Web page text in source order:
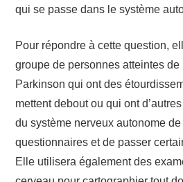
qui se passe dans le système
Pour répondre à cette question,
groupe de personnes atteintes
Parkinson qui ont des
mettent debout ou qui ont
du système nerveux autonome
questionnaires et de passer
Elle utilisera également des